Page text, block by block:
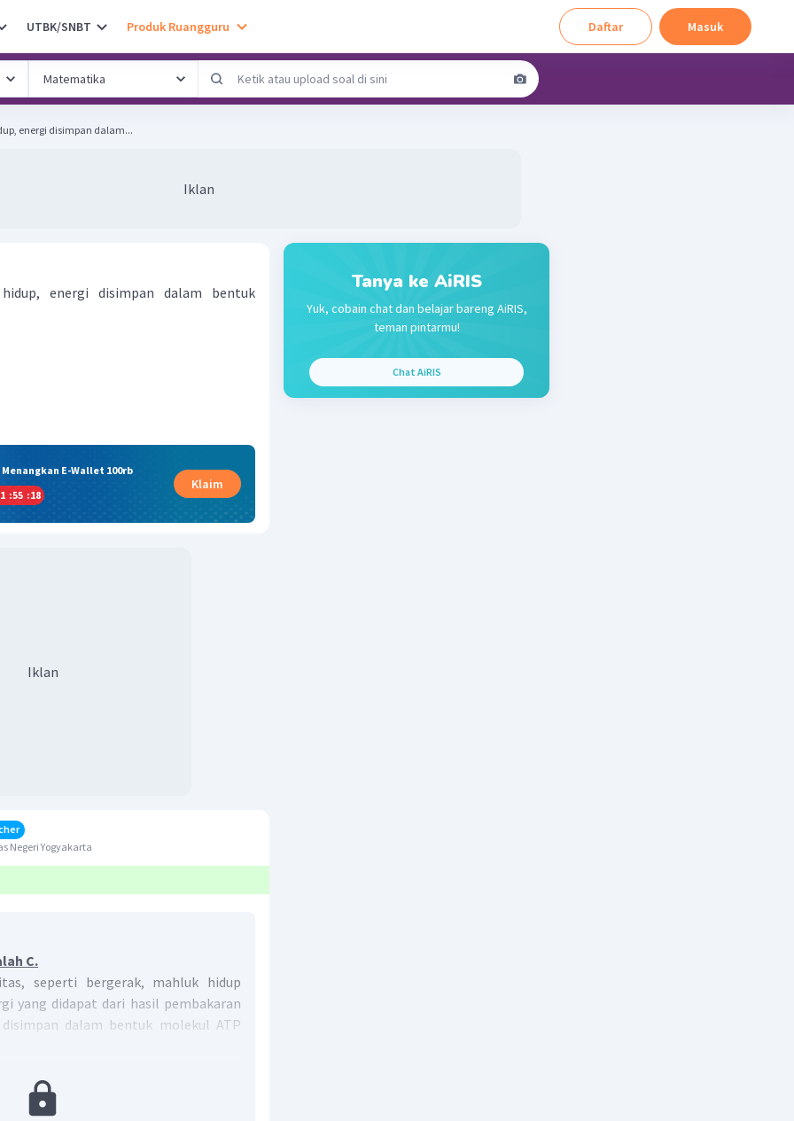
UTBK/SNBT Produk Ruangguru Daftar Masuk
energi disimpan dalam...
Iklan
energi disimpan dalam bentuk
E-Wallet 100rb
:55 :17
Klaim
Iklan
Negeri Yogyakarta
C.
seperti bergerak, mahluk hidup
yang didapat dari hasil pembakaran
dalam bentuk molekul ATP
suatu sel menuju sel lainnya untuk
yang ada di dalam tubuh.
Tanya ke AiRIS
Yuk, cobain chat dan belajar bareng AiRIS,
teman pintarmu!
Chat AiRIS